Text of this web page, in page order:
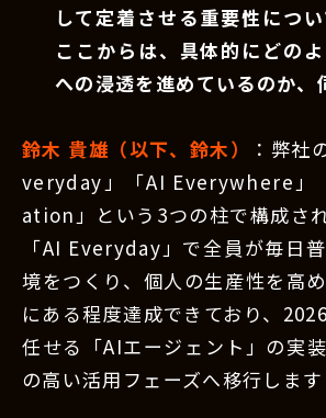
して定着させる重要性につい
ここからは、具体的にどの
への浸透を進めているのか、
鈴木 貴雄（以下、鈴木）
：弊社
veryday」「AI Everywhere」
ation」という3つの柱で構成さ
「AI Everyday」で全員が毎日
境をつくり、個人の生産性を高
にある程度達成できており、
任せる「AIエージェント」の実
の高い活用フェーズへ移行します